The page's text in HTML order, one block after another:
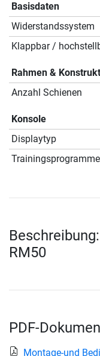
Basisdaten
Widerstandssystem
Klappbar /
Rahmen &
Anzahl Schienen
Konsole
Displaytyp
Trainingsprogramme
RM50
PDF-
Montage-und